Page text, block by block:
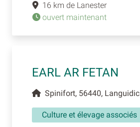
16 km de Lanester
ouvert maintenant
EARL AR FETAN
Spinifort, 56440, Languidic
Culture et élevage associés